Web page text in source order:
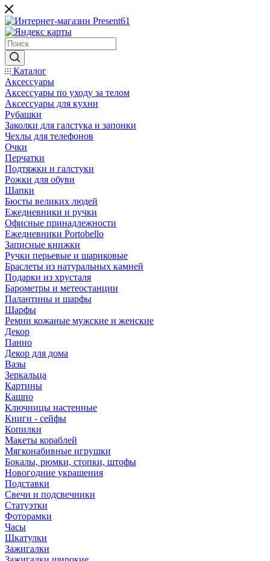
Каталог
Аксессуары
Аксессуары по уходу за телом
Аксессуары для кухни
Рубашки
Заколки для галстука и запонки
Чехлы для телефонов
Очки
Перчатки
Подтяжки и галстуки
Рожки для обуви
Шапки
Бюсты великих людей
Ежедневники и ручки
Офисные принадлежности
Ежедневники Portobello
Записные книжки
Ручки перьевые и шариковые
Браслеты из натуральных камней
Подарки из хрусталя
Барометры и метеостанции
Палантины и шарфы
Шарфы
Ремни кожаные мужские и женские
Декор
Панно
Декор для дома
Вазы
Зеркальца
Картины
Кашпо
Ключницы настенные
Книги - сейфы
Копилки
Макеты кораблей
Мягконабивные игрушки
Бокалы, рюмки, стопки, штофы
Новогодние украшения
Подставки
Свечи и подсвечники
Статуэтки
Фоторамки
Часы
Шкатулки
Зажигалки